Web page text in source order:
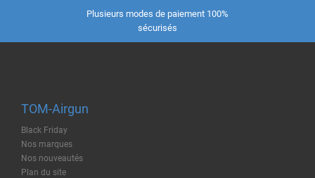
Plusieurs modes de paiement 100%
sécurisés
TOM-Airgun
Black Friday
Nos marques
Nos nouveautés
Plan du site